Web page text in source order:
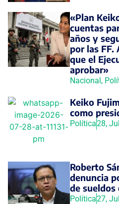
«Plan
cuentas
años y
por las FF.
que el
aprobar»
Nacional,
Keiko
como
Política28,
Roberto
denuncia
de sueldos
Política27,